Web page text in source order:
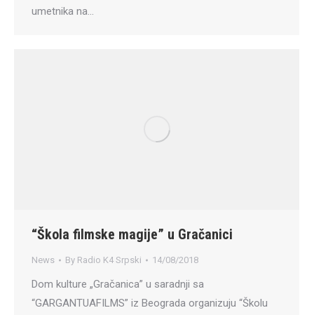
umetnika na…
“Škola filmske magije” u Gračanici
News By Radio K4 Srpski 14/08/2018
Dom kulture „Gračanica” u saradnji sa
“GARGANTUAFILMS” iz Beograda organizuju “Školu